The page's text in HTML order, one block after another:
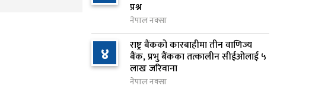
८
जन्मसिद्ध नागरिकता कडा बनाउने
ट्रम्पको नयाँ प्रयास, दुई कार्यकारी
आदेश जारी
८ घण्टा अघि
प्रश्न
नेपाल नक्सा
४ राष्ट्र बैंकको कारबाहीमा तीन वाणिज्य
बैंक, प्रभु बैंकका तत्कालीन सीईओलाई ५
लाख जरिवाना
नेपाल नक्सा